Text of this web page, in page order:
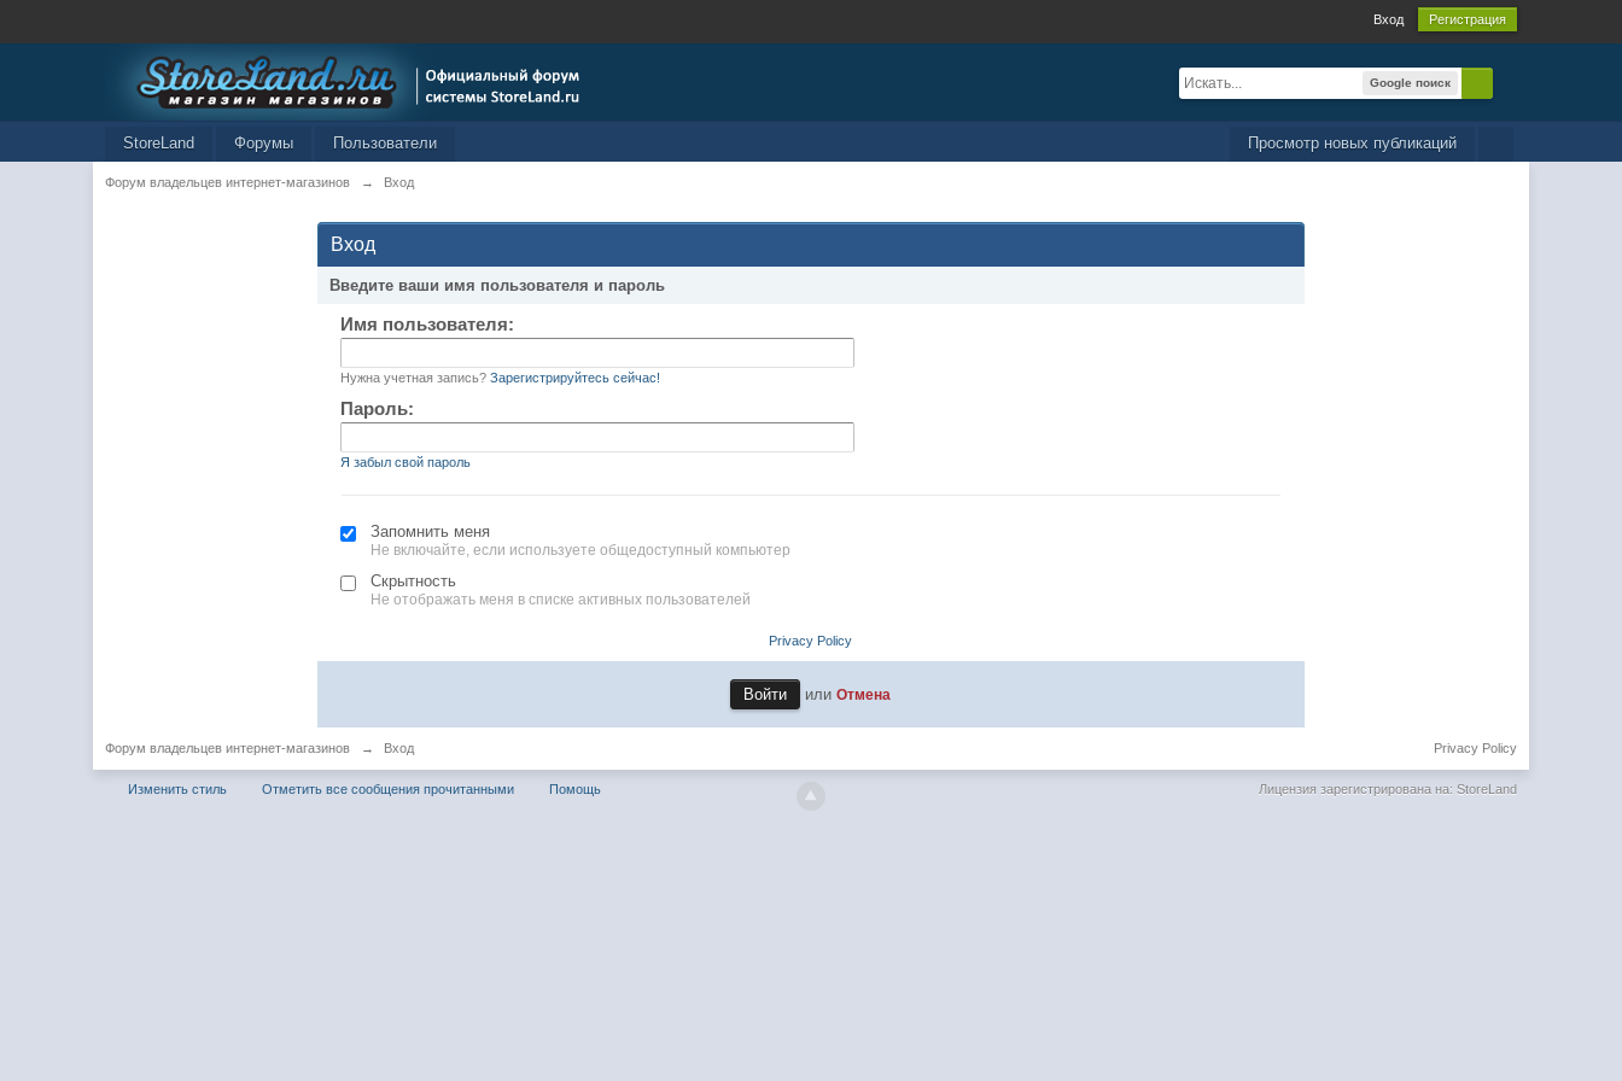
Вход Регистрация
Google поиск
Просмотр новых публикаций
StoreLand Форумы Пользователи
Форум владельцев интернет-магазинов → Вход
Вход
Введите ваши имя пользователя и пароль
Имя пользователя:
Нужна учетная запись? Зарегистрируйтесь сейчас!
Пароль:
Я забыл свой пароль
Запомнить меня
Не включайте, если используете общедоступный компьютер
Скрытность
Не отображать меня в списке активных пользователей
Privacy Policy
илиОтмена
Форум владельцев интернет-магазинов → Вход Privacy Policy
Изменить стиль Отметить все сообщения прочитанными Помощь Лицензия зарегистрирована на: StoreLand